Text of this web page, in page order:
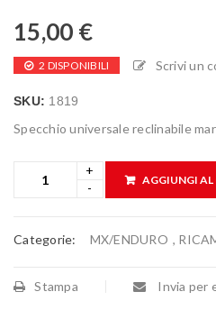
15,00 €
2 DISPONIBILI Scrivi un
SKU: 1819
Specchio universale reclinabile
AGGIUNGI AL
Categorie: MX/ENDURO ,
Stampa Invia per